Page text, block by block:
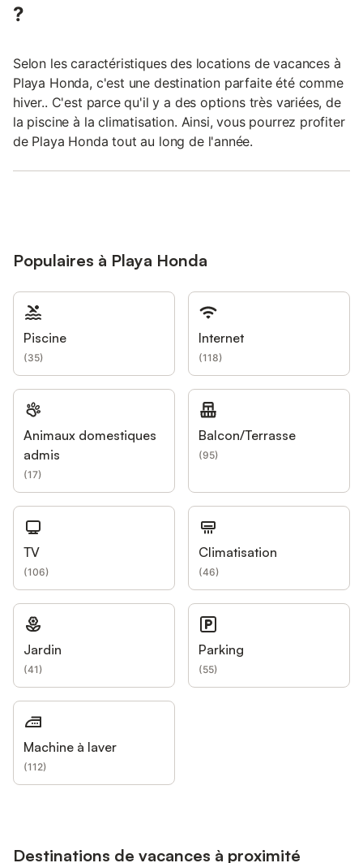
?
Selon les caractéristiques des locations de vacances à
Playa Honda, c'est une destination parfaite été comme
hiver.. C'est parce qu'il y a des options très variées, de
la piscine à la climatisation. Ainsi, vous pourrez profiter
de Playa Honda tout au long de l'année.
Populaires à Playa Honda
Piscine
(35)
Internet
(118)
Animaux domestiques
admis
(17)
Balcon/Terrasse
(95)
TV
(106)
Climatisation
(46)
Jardin
(41)
Parking
(55)
Machine à laver
(112)
Destinations de vacances à proximité